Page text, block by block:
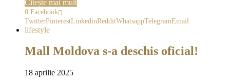
Citește mai mult
0 Facebook
TwitterPinterestLinkedinRedditWhatsappTelegramEmail
lifestyle
Mall Moldova s-a deschis oficial!
18 aprilie 2025